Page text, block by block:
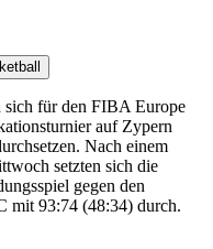
für den FIBA Europe
auf Zypern
Nach einem
setzten sich die
gegen den
mit 93:74 (48:34) durch.